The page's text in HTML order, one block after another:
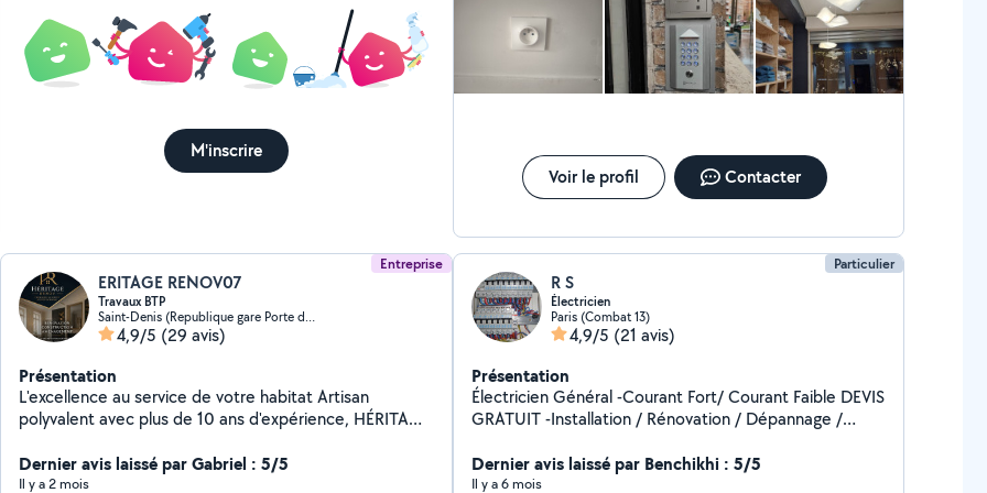
M'inscrire
besoin d' un artisan sérieux.
Voir le profil Contacter
Entreprise
ERITAGE RENOV07
Travaux BTP
Saint-Denis (Republique gare Porte de Paris 07)
4,9/5 (29 avis)
Présentation
L'excellence au service de votre habitat Artisan
polyvalent avec plus de 10 ans d'expérience, HÉRITAGE
rénovation, d'aménagement et de dépannage. Nous
réalisons des prestations de qualité pour particuliers et
Dernier avis laissé par Gabriel : 5/5
Il y a 2 mois
Particulier
R S
Électricien
Paris (Combat 13)
4,9/5 (21 avis)
Présentation
Électricien Général -Courant Fort/ Courant Faible DEVIS
GRATUIT -Installation / Rénovation / Dépannage /
Dernier avis laissé par Benchikhi : 5/5
Il y a 6 mois